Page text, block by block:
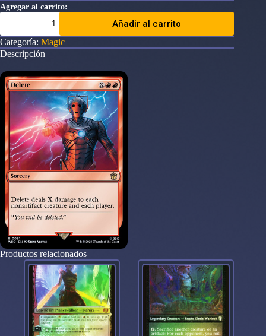
Agregar al carrito:
Delete
Doctor
Who
Commander
cantidad
Añadir al carrito
Categoría: Magic
Descripción
Productos relacionados